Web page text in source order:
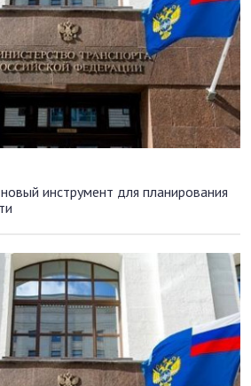
инструмент для планирования